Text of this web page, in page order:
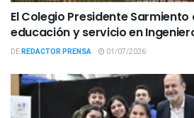
El Colegio Presidente Sarmiento
educación y servicio en
DEREDACTOR PRENSA 01/07/2026